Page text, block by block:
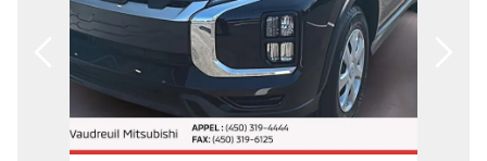
Nous joindre
Français